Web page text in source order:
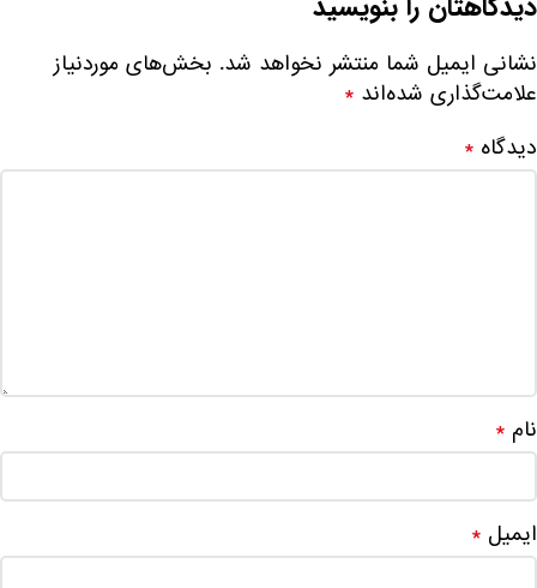
نشانی ایمیل شما منتشر نخواهد شد. بخش‌های موردنیاز
علامت‌گذاری شده‌اند *
دیدگاه *
نام *
ایمیل *